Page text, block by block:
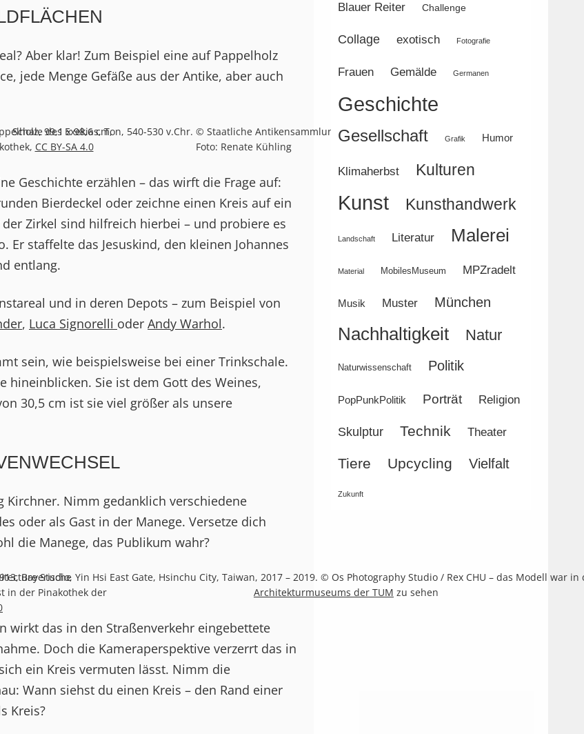
Aber klar! Zum Beispiel eine auf Pappelholz
jede Menge Gefäße aus der Antike, aber auch
99,1 x 98,6 cm,
CC BY-SA 4.0
Schale des Exekias, Ton, 540-530 v.Chr. © Staatliche Antikensammlungen und Glyptothek München,
Foto: Renate Kühling
Geschichte erzählen – das wirft die Frage auf:
Bierdeckel oder zeichne einen Kreis auf ein
Zirkel sind hilfreich hierbei – und probiere es
staffelte das Jesuskind, den kleinen Johannes
entlang.
und in deren Depots – zum Beispiel von
, Luca Signorelli oder Andy Warhol.
sein, wie beispielsweise bei einer Trinkschale.
hineinblicken. Sie ist dem Gott des Weines,
30,5 cm ist sie viel größer als unsere
Nimm gedanklich verschiedene
oder als Gast in der Manege. Versetze dich
die Manege, das Publikum wahr?
Bayerische
in der Pinakothek der
Studio, Yin Hsi East Gate, Hsinchu City, Taiwan, 2017 – 2019. © Os Photography Studio / Rex CHU – das Modell war
Architekturmuseums der TUM zu sehen
wirkt das in den Straßenverkehr eingebettete
Doch die Kameraperspektive verzerrt das in
ein Kreis vermuten lässt. Nimm die
Wann siehst du einen Kreis – den Rand einer
Kreis?
Blauer Reiter Challenge
Collage exotisch Fotografie
Frauen Gemälde Germanen
Geschichte
Gesellschaft Grafik Humor
Klimaherbst Kulturen
Kunst Kunsthandwerk
Landschaft Literatur Malerei
Material MobilesMuseum MPZradelt
Musik Muster München
Nachhaltigkeit Natur
Naturwissenschaft Politik
PopPunkPolitik Porträt Religion
Skulptur Technik Theater
Tiere Upcycling Vielfalt
Zukunft